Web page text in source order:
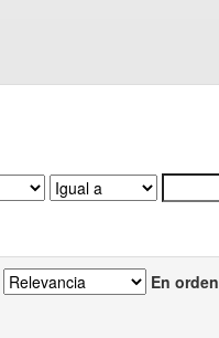
En orden